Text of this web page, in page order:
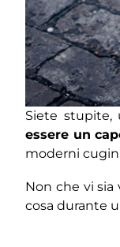
Siete stupite,
essere un
moderni
Non che vi sia
cosa durante